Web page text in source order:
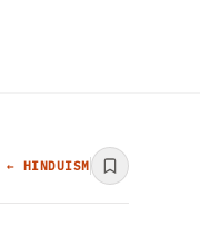
← HINDUISM